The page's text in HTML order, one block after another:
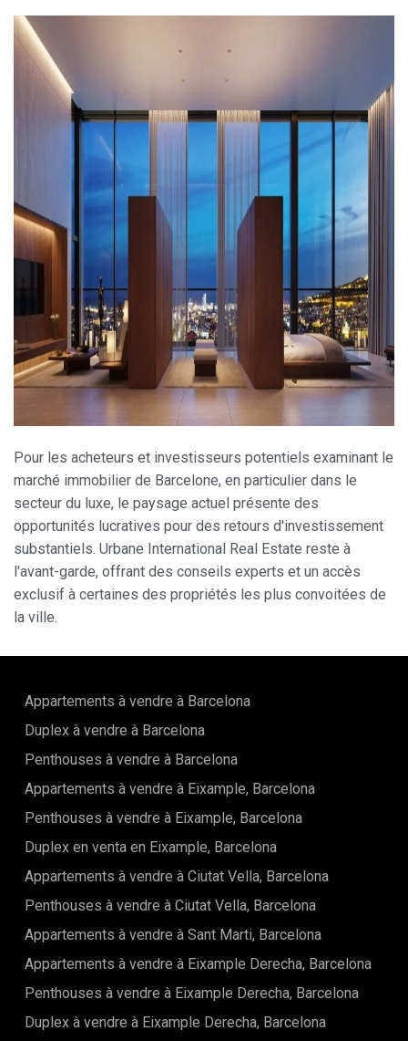
Pour les acheteurs et investisseurs potentiels examinant le
marché immobilier de Barcelone, en particulier dans le
secteur du luxe, le paysage actuel présente des
opportunités lucratives pour des retours d'investissement
substantiels. Urbane International Real Estate reste à
l'avant-garde, offrant des conseils experts et un accès
exclusif à certaines des propriétés les plus convoitées de
la ville.
Appartements à vendre à Barcelona
Duplex à vendre à Barcelona
Penthouses à vendre à Barcelona
Appartements à vendre à Eixample, Barcelona
Penthouses à vendre à Eixample, Barcelona
Duplex en venta en Eixample, Barcelona
Appartements à vendre à Ciutat Vella, Barcelona
Penthouses à vendre à Ciutat Vella, Barcelona
Appartements à vendre à Sant Marti, Barcelona
Appartements à vendre à Eixample Derecha, Barcelona
Penthouses à vendre à Eixample Derecha, Barcelona
Duplex à vendre à Eixample Derecha, Barcelona